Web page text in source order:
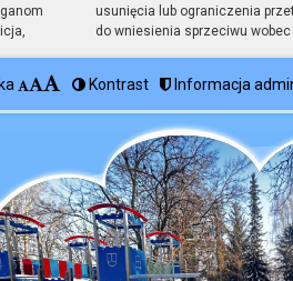
usunięcia lub ograniczenia
do wniesienia sprzeciwu
Kontrast Informacja